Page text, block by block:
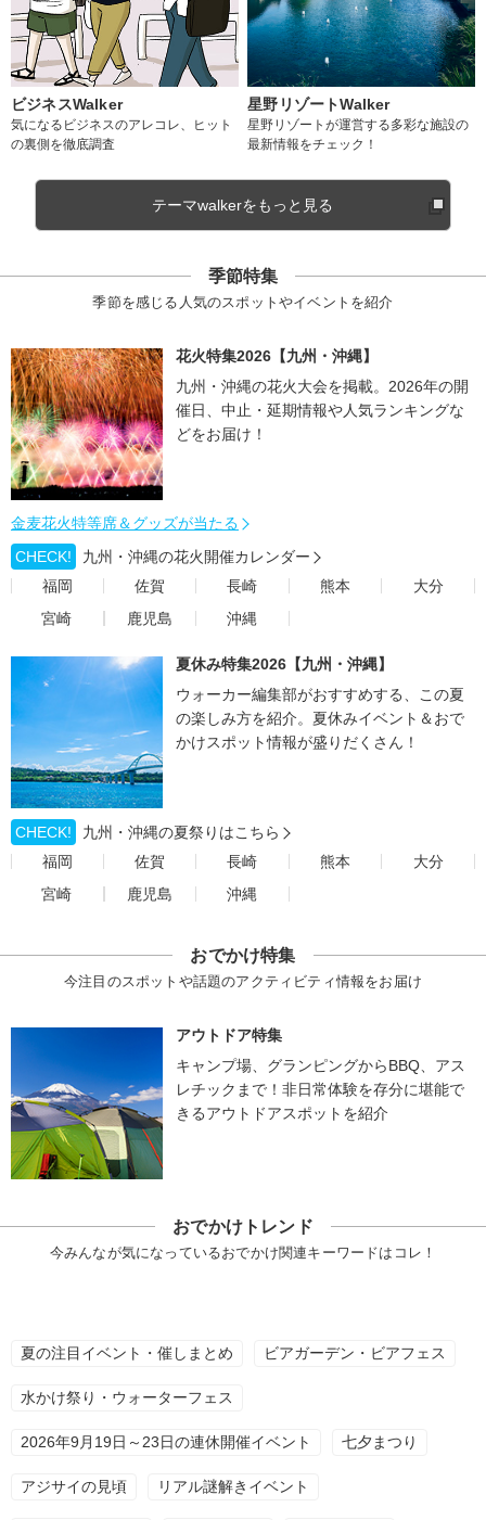
ビジネスWalker
気になるビジネスのアレコレ、ヒット
の裏側を徹底調査
星野リゾートWalker
星野リゾートが運営する多彩な施設の
最新情報をチェック！
テーマwalkerをもっと見る
季節特集
季節を感じる人気のスポットやイベントを紹介
花火特集2026【九州・沖縄】
九州・沖縄の花火大会を掲載。2026年の開
催日、中止・延期情報や人気ランキングな
どをお届け！
金麦花火特等席＆グッズが当たる
CHECK!
九州・沖縄の花火開催カレンダー
福岡
佐賀 長崎 熊本
大分
宮崎
鹿児島 沖縄
夏休み特集2026【九州・沖縄】
ウォーカー編集部がおすすめする、この夏
の楽しみ方を紹介。夏休みイベント＆おで
かけスポット情報が盛りだくさん！
CHECK!
九州・沖縄の夏祭りはこちら
福岡
佐賀 長崎 熊本
大分
宮崎
鹿児島 沖縄
おでかけ特集
今注目のスポットや話題のアクティビティ情報をお届け
アウトドア特集
キャンプ場、グランピングからBBQ、アス
レチックまで！非日常体験を存分に堪能で
きるアウトドアスポットを紹介
おでかけトレンド
今みんなが気になっているおでかけ関連キーワードはコレ！
夏の注目イベント・催しまとめ ビアガーデン・ビアフェス
水かけ祭り・ウォーターフェス
2026年9月19日～23日の連休開催イベント 七夕まつり
アジサイの見頃 リアル謎解きイベント